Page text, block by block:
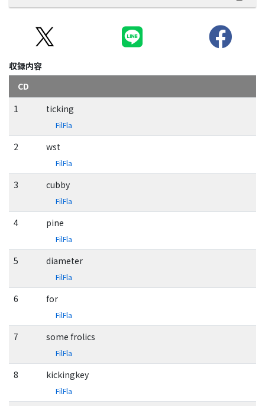
収録内容
CD
1
ticking
FilFla
2 wst
FilFla
3 cubby
FilFla
4 pine
FilFla
5 diameter
FilFla
6 for
FilFla
7 some frolics
FilFla
8 kickingkey
FilFla